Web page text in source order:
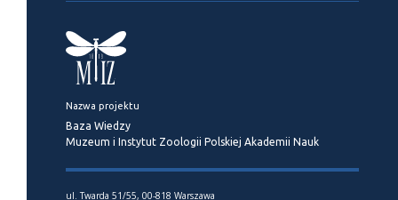
Nazwa projektu
Baza Wiedzy
Muzeum i Instytut Zoologii Polskiej Akademii Nauk
ul. Twarda 51/55, 00-818 Warszawa